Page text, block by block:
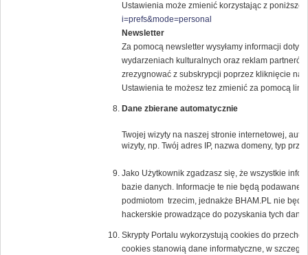
Ustawienia może zmienić korzystając z
i=prefs&mode=personal
Newsletter
Za pomocą newsletter wysyłamy informacji
wydarzeniach kulturalnych oraz reklam
zrezygnować z subskrypcji poprzez kliknięcie na
Ustawienia te możesz tez zmienić za pomocą
Dane zbierane automatycznie
Twojej wizyty na naszej stronie internetowej,
wizyty, np. Twój adres IP, nazwa domeny, typ
Jako Użytkownik zgadzasz się, że wszystkie
bazie danych. Informacje te nie będą podawane
podmiotom trzecim, jednakże BHAM.PL nie
hackerskie prowadzące do pozyskania tych
Skrypty Portalu wykorzystują cookies do
cookies stanowią dane informatyczne, w